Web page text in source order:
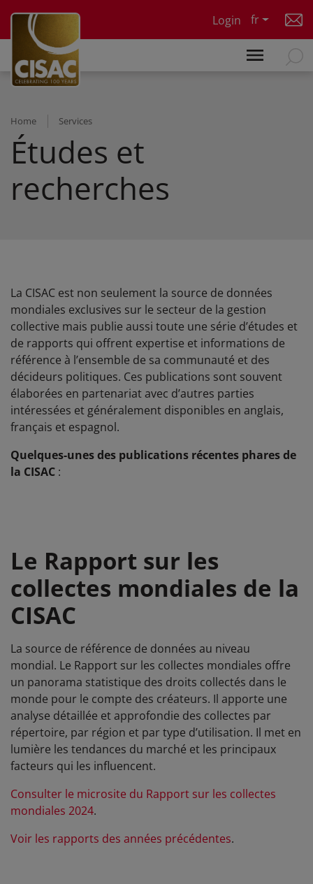
Login
fr
Home Services
Études et
recherches
La CISAC est non seulement la source de données
mondiales exclusives sur le secteur de la gestion
collective mais publie aussi toute une série d’études et
de rapports qui offrent expertise et informations de
référence à l’ensemble de sa communauté et des
décideurs politiques. Ces publications sont souvent
élaborées en partenariat avec d’autres parties
intéressées et généralement disponibles en anglais,
français et espagnol.
Quelques-unes des publications récentes phares de
la CISAC :
Le Rapport sur les
collectes mondiales de la
CISAC
La source de référence de données au niveau
mondial. Le Rapport sur les collectes mondiales offre
un panorama statistique des droits collectés dans le
monde pour le compte des créateurs. Il apporte une
analyse détaillée et approfondie des collectes par
répertoire, par région et par type d’utilisation. Il met en
lumière les tendances du marché et les principaux
facteurs qui les influencent.
Consulter le microsite du Rapport sur les collectes
mondiales 2024.
Voir les rapports des années précédentes.